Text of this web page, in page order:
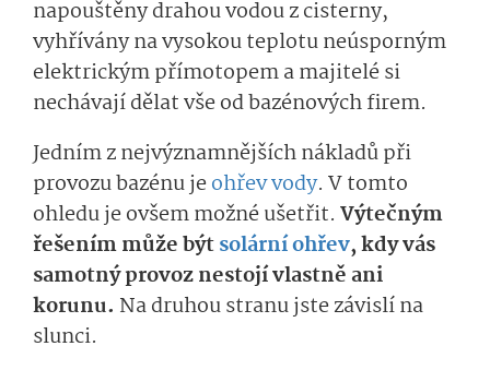
napouštěnydrahou vodou z cisterny,
vyhřívány navysokou teplotu neúsporným
elektrickým přímotopema majitelé si
nechávají dělat vše od bazénových firem.
Jedním z nejvýznamnějších nákladů při
provozu bazénu jeohřev vody. V tomto
ohledu je ovšem možné ušetřit. Výtečným
řešením může býtsolární ohřev, kdy vás
samotný provoz nestojí vlastně ani
korunu. Na druhou stranu jste závislí na
slunci.